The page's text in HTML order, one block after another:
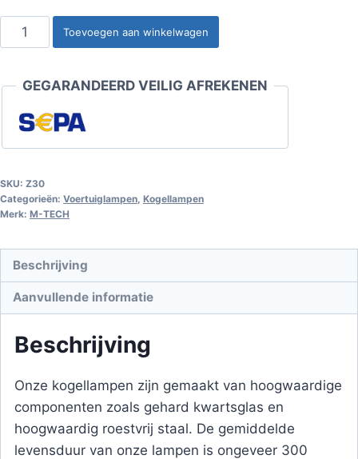
Kogellamp
BA15s
G18
5W
12V
aantal
Toevoegen aan winkelwagen
GEGARANDEERD VEILIG AFREKENEN
SKU: Z30
Categorieën: Voertuiglampen, Kogellampen
Merk: M-TECH
Beschrijving
Aanvullende informatie
Beschrijving
Onze kogellampen zijn gemaakt van hoogwaardige
componenten zoals gehard kwartsglas en
hoogwaardig roestvrij staal. De gemiddelde
levensduur van onze lampen is ongeveer 300